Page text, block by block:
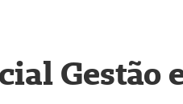
Gestão